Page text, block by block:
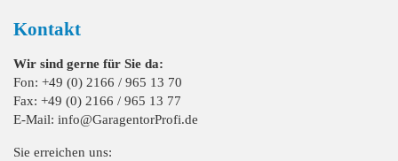
Kontakt
Wir sind gerne für Sie da:
Fon: +49 (0) 2166 / 965 13 70
Fax: +49 (0) 2166 / 965 13 77
E-Mail: info@GaragentorProfi.de
Sie erreichen uns: